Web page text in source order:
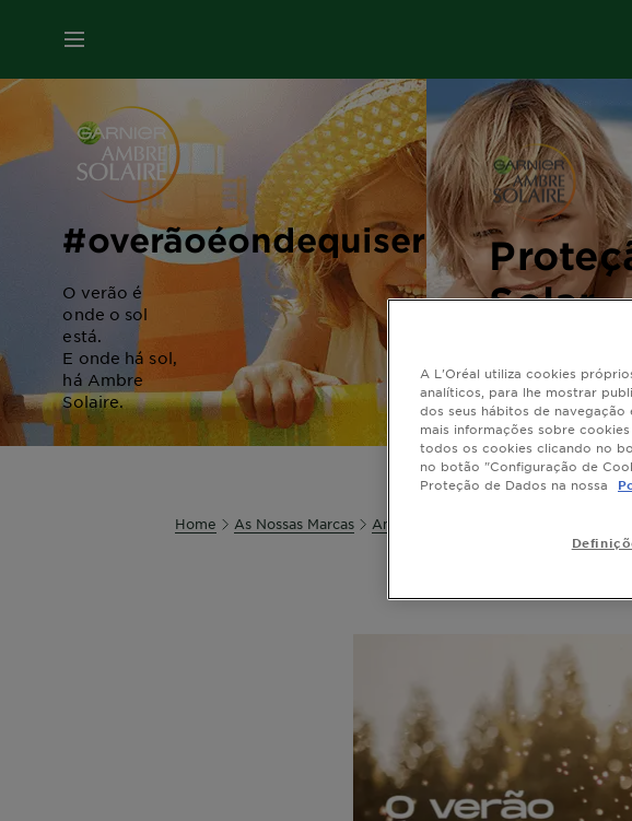
MENU
#overãoéondequisermos
O verão é
onde o sol
está.
E onde há sol,
há Ambre
Solaire.
Solar
Home As Nossas Marcas Ambre Solaire
A L'Oréal utiliza cookies
analíticos, para lhe mostrar
dos seus hábitos de
mais informações sobre
todos os cookies clicando no
no botão "Configuração de
Proteção de Dados na nossa